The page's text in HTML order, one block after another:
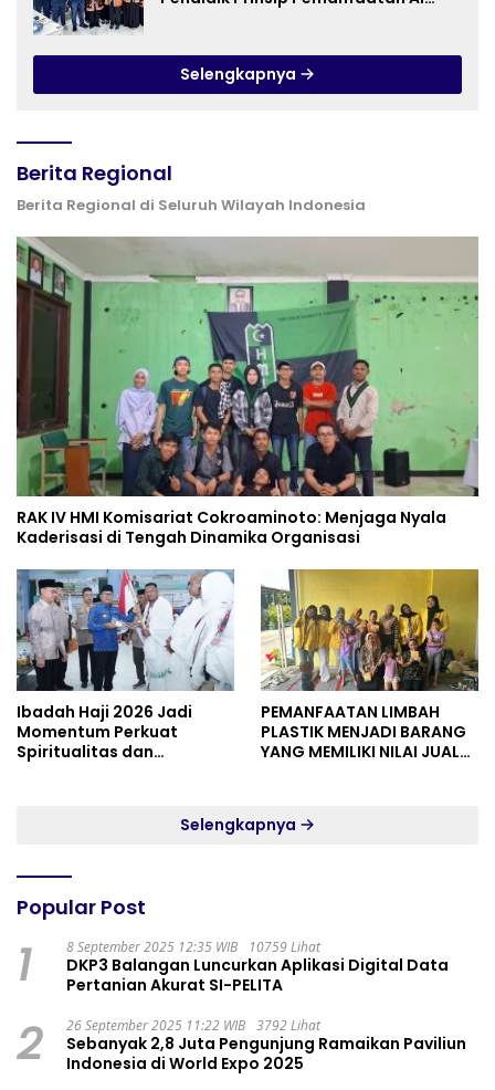
Selengkapnya
Berita Regional
Berita Regional di Seluruh Wilayah Indonesia
RAK IV HMI Komisariat Cokroaminoto: Menjaga Nyala
Kaderisasi di Tengah Dinamika Organisasi
Ibadah Haji 2026 Jadi
Momentum Perkuat
Spiritualitas dan
PEMANFAATAN LIMBAH
PLASTIK MENJADI BARANG
YANG MEMILIKI NILAI JUAL
Selengkapnya
Popular Post
1 8 September 2025 12:35 WIB 10759 Lihat
DKP3 Balangan Luncurkan Aplikasi Digital Data
Pertanian Akurat SI-PELITA
2 26 September 2025 11:22 WIB 3792 Lihat
Sebanyak 2,8 Juta Pengunjung Ramaikan Paviliun
Indonesia di World Expo 2025